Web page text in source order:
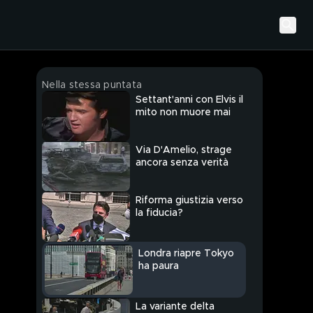
Nella stessa puntata
Settant'anni con Elvis il
mito non muore mai
Via D'Amelio, strage
ancora senza verità
Riforma giustizia verso
la fiducia?
Londra riapre Tokyo
ha paura
La variante delta